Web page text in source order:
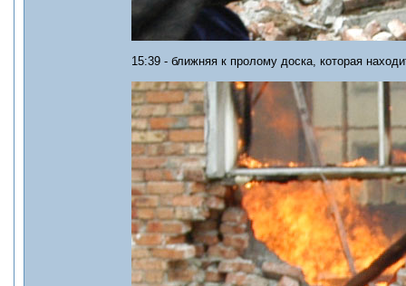
15:39 - ближняя к пролому доска, которая